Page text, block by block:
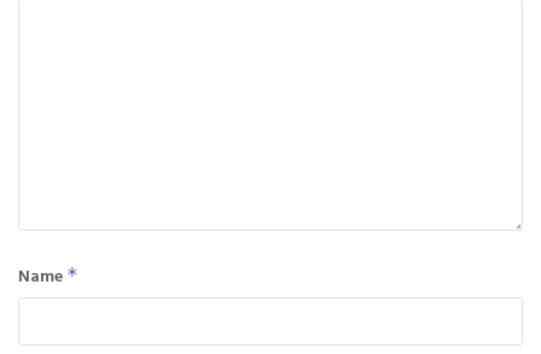
Name *